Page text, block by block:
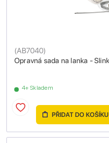
Opravná sada na lanka -
(AB7040)
4+ Skladem
PŘIDAT DO KOŠÍKU